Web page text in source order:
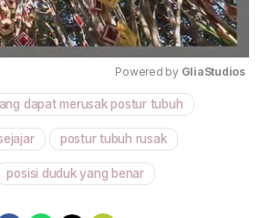
Mute
Powered by GliaStudios
dapat merusak postur tubuh
postur tubuh rusak
posisi duduk yang benar